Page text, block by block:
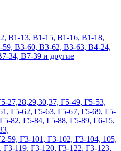
В1-13, В1-15, В1-16, В1-18,
В3-60, В3-62, В3-63, В4-24,
34, В7-39 и другие
27,28,29,30,37, Г5-49, Г5-53,
Г5-62, Г5-63, Г5-67, Г5-69, Г5-
82, Г5-84, Г5-88, Г5-89, Г6-15,
59, Г3-101, Г3-102, Г3-104, 105,
Г3-119, Г3-120, Г3-122, Г3-123,